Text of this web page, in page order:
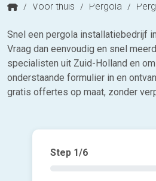
/ Voor thuis / Pergola /
Snel een pergola installatiebedrijf
Vraag dan eenvoudig en snel
specialisten uit Zuid-Holland en
onderstaande formulier in en
gratis offertes op maat, zonder
Step 1/6